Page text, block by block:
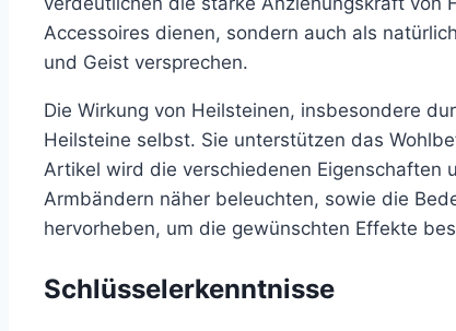
Accessoires dienen, sondern auch als
und Geist versprechen.
Die Wirkung von Heilsteinen, insbesondere
Heilsteine selbst. Sie unterstützen das
Artikel wird die verschiedenen Eigenschaften
Armbändern näher beleuchten, sowie die
hervorheben, um die gewünschten Effekte
Schlüsselerkenntnisse